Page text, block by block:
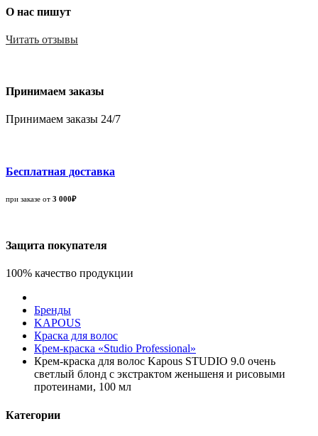
О нас пишут
Читать отзывы
Принимаем заказы
Принимаем заказы 24/7
Бесплатная доставка
при заказе от 3 000₽
Защита покупателя
100% качество продукции
Бренды
KAPOUS
Краска для волос
Крем-краска «Studio Professional»
Крем-краска для волос Kapous STUDIO 9.0 очень
светлый блонд с экстрактом женьшеня и рисовыми
протеинами, 100 мл
Категории